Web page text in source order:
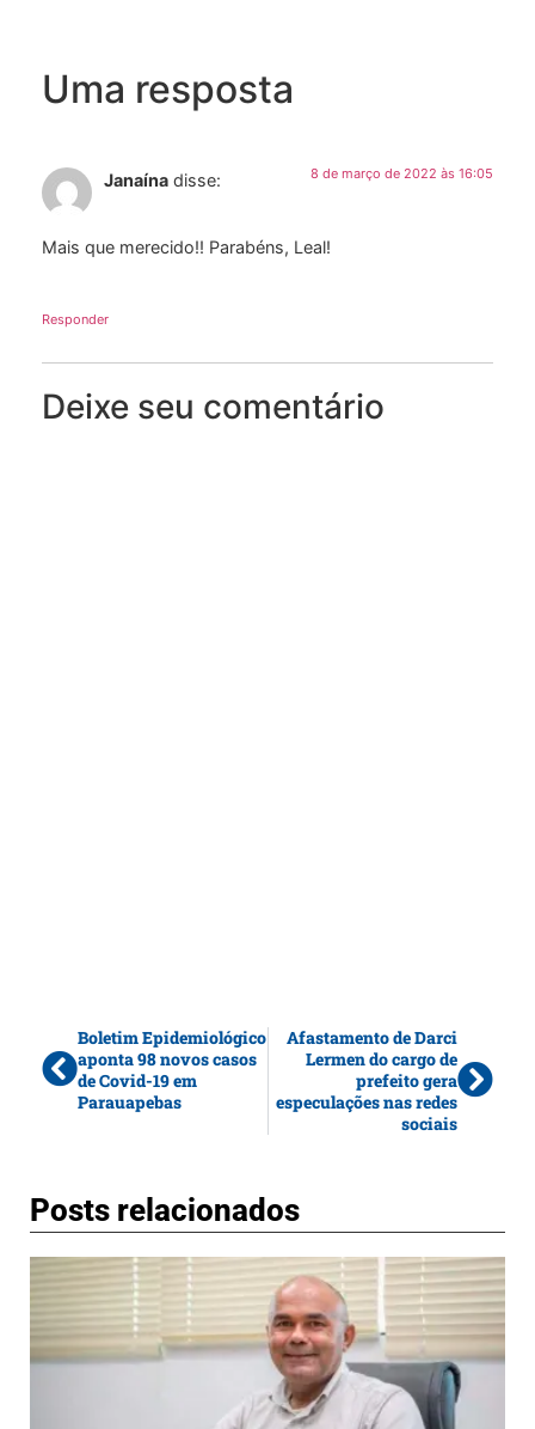
Uma resposta
Janaína disse: 8 de março de 2022 às 16:05
Mais que merecido!! Parabéns, Leal!
Responder
Deixe seu comentário
Boletim Epidemiológico
aponta 98 novos casos
de Covid-19 em
Parauapebas
Afastamento de Darci
Lermen do cargo de
prefeito gera
especulações nas redes
sociais
Posts relacionados